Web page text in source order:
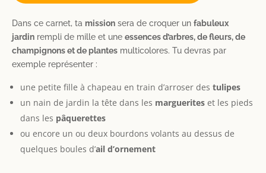
Dans ce carnet, ta mission sera de croquer un fabuleux
jardin rempli de mille et une essences d’arbres, de fleurs, de
champignons et de plantes multicolores. Tu devras par
exemple représenter :
une petite fille à chapeau en train d’arroser des tulipes
un nain de jardin la tête dans les marguerites et les pieds
dans les pâquerettes
ou encore un ou deux bourdons volants au dessus de
quelques boules d’ail d’ornement